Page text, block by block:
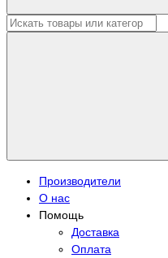
Производители
О нас
Помощь
Доставка
Оплата